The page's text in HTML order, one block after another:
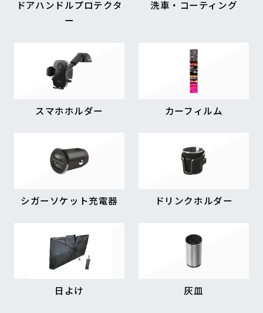
ドアハンドルプロテクタ
ー
洗車・コーティング
スマホホルダー カーフィルム
シガーソケット充電器 ドリンクホルダー
日よけ 灰皿